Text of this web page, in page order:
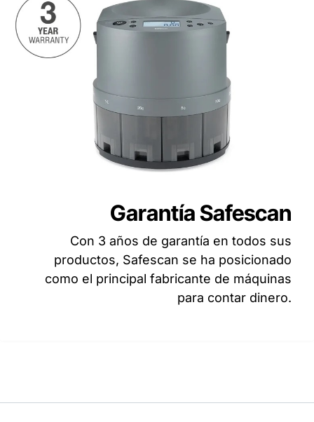
Garantía Safescan
Con 3 años de garantía en todos sus
productos, Safescan se ha posicionado
como el principal fabricante de máquinas
para contar dinero.